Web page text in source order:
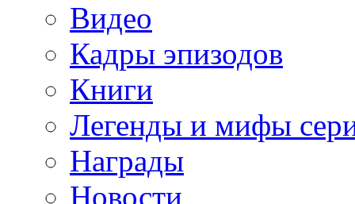
Видео
Кадры эпизодов
Книги
Легенды и мифы
Награды
Новости